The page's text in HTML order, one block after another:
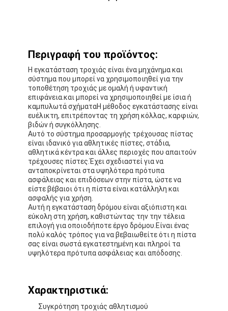
Περιγραφή του προϊόντος:
Η εγκατάσταση τροχιάς είναι ένα μηχάνημα και
σύστημα που μπορεί να χρησιμοποιηθεί για την
τοποθέτηση τροχιάς με ομαλή ή υφαντική
επιφάνεια.και μπορεί να χρησιμοποιηθεί με ίσια ή
καμπυλωτά σχήματαΗ μέθοδος εγκατάστασης είναι
ευέλικτη, επιτρέποντας τη χρήση κόλλας, καρφιών,
βιδών ή συγκόλλησης.
Αυτό το σύστημα προσαρμογής τρέχουσας πίστας
είναι ιδανικό για αθλητικές πίστες, στάδια,
αθλητικά κέντρα και άλλες περιοχές που απαιτούν
τρέχουσες πίστες.Έχει σχεδιαστεί για να
ανταποκρίνεται στα υψηλότερα πρότυπα
ασφάλειας και επιδόσεων στην πίστα, ώστε να
είστε βέβαιοι ότι η πίστα είναι κατάλληλη και
ασφαλής για χρήση.
Αυτή η εγκατάσταση δρόμου είναι αξιόπιστη και
εύκολη στη χρήση, καθιστώντας την την τέλεια
επιλογή για οποιοδήποτε έργο δρόμου.Είναι ένας
πολύ καλός τρόπος για να βεβαιωθείτε ότι η πίστα
σας είναι σωστά εγκατεστημένη και πληροί τα
υψηλότερα πρότυπα ασφάλειας και απόδοσης.
Χαρακτηριστικά:
Συγκρότηση τροχιάς αθλητισμού